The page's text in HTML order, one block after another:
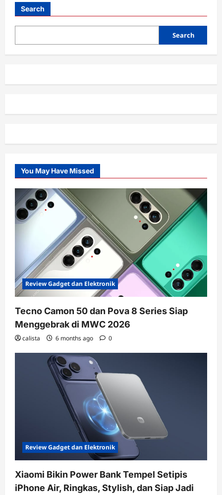
Search
Search
You May Have Missed
Review Gadget dan Elektronik
Tecno Camon 50 dan Pova 8 Series Siap
Menggebrak di MWC 2026
calista 6 months ago 0
Review Gadget dan Elektronik
Xiaomi Bikin Power Bank Tempel Setipis
iPhone Air, Ringkas, Stylish, dan Siap Jadi